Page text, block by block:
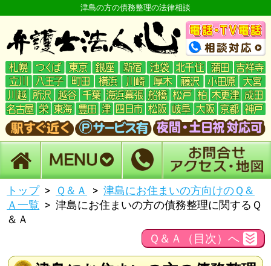
津島の方の債務整理の法律相談
トップ Ｑ＆Ａ
津島にお住まいの方向けのＱ＆
Ａ一覧
津島にお住まいの方の債務整理に関するＱ
＆Ａ
Ｑ＆Ａ（目次）へ